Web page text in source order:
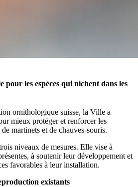
pour les espèces qui nichent dans les
ornithologique suisse, la Ville a
mieux protéger et renforcer les
martinets et de chauves-souris.
niveaux de mesures. Elle vise à
à soutenir leur développement et
favorables à leur installation.
existants